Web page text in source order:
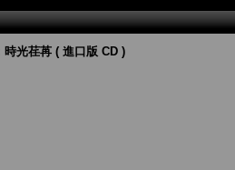
時光荏苒 ( 進口版 CD )